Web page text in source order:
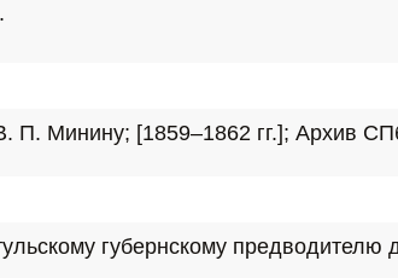
П. Минину; [1859–1862 гг.]; Архив
губернскому